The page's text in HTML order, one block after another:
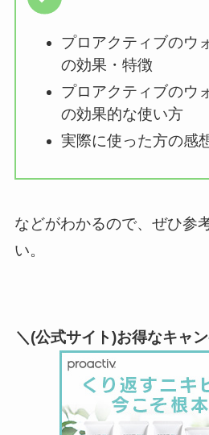
プロアクティブのウ
の効果・特徴
プロアクティブのウ
の効果的な使い方
実際に使った方の感
などがわかるので、ぜひ参
い。
＼(公式サイト)お得なキャ